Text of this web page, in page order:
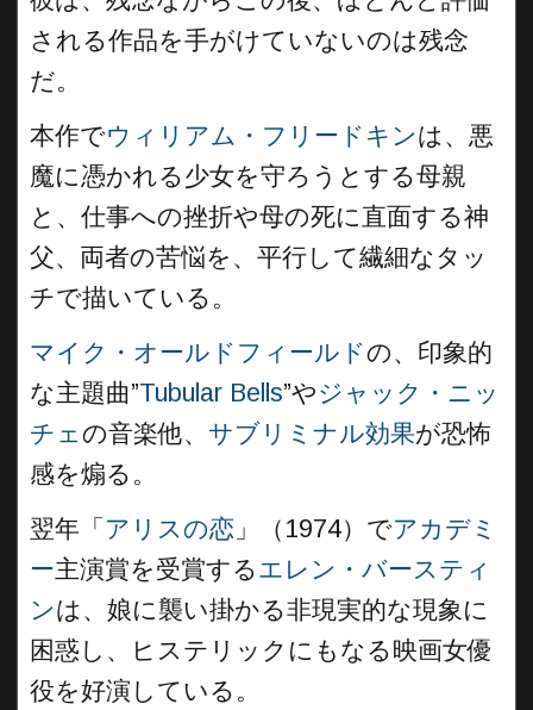
される作品を手がけていないのは残念
だ。
本作でウィリアム・フリードキンは、悪
魔に憑かれる少女を守ろうとする母親
と、仕事への挫折や母の死に直面する神
父、両者の苦悩を、平行して繊細なタッ
チで描いている。
マイク・オールドフィールドの、印象的
な主題曲”Tubular Bells”やジャック・ニッ
チェの音楽他、 サブリミナル効果が恐怖
感を煽る。
翌年「 アリスの恋 」（1974）でアカデミ
ー主演賞を受賞するエレン・バースティ
ンは、娘に襲い掛かる非現実的な現象に
困惑し、ヒステリックにもなる映画女優
役を好演している。